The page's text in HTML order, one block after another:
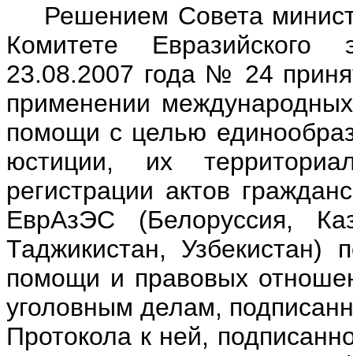
Решением Совета
Комитете Евразийского
23.08.2007 года № 24
применении
помощи с целью
юстиции, их
регистрации актов
ЕврАзЭС (Белоруссия,
Таджикистан, Узбекистан)
помощи и правовых
уголовным делам,
Протокола к ней,